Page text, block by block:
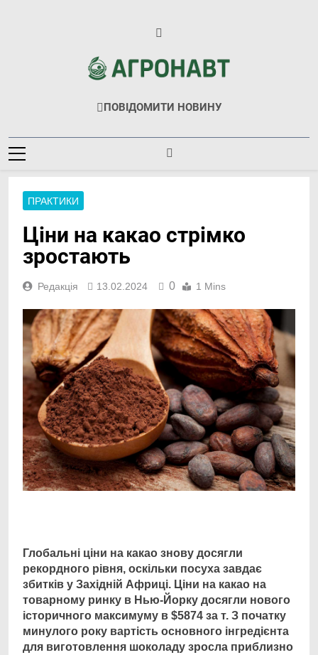
Агронавт
Новини Українського Агробізнесу
ПОВІДОМИТИ НОВИНУ
ПРАКТИКИ
Ціни на какао стрімко
зростають
Редакція 13.02.2024 0 1 Mins
Глобальні ціни на какао знову досягли
рекордного рівня, оскільки посуха завдає
збитків у Західній Африці. Ціни на какао на
товарному ринку в Нью-Йорку досягли нового
історичного максимуму в $5874 за т. З початку
минулого року вартість основного інгредієнта
для виготовлення шоколаду зросла приблизно